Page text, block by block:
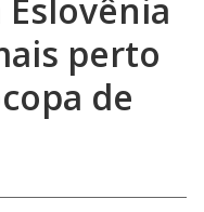
perto
de